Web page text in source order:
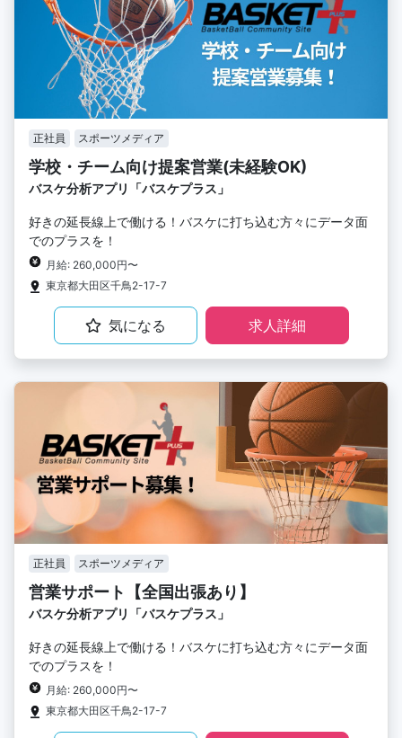
正社員 スポーツメディア
学校・チーム向け提案営業(未経験OK)
バスケ分析アプリ「バスケプラス」
好きの延長線上で働ける！バスケに打ち込む方々にデータ面
でのプラスを！
月給: 260,000円〜
東京都大田区千鳥2-17-7
気になる 求人詳細
正社員 スポーツメディア
営業サポート【全国出張あり】
バスケ分析アプリ「バスケプラス」
好きの延長線上で働ける！バスケに打ち込む方々にデータ面
でのプラスを！
月給: 260,000円〜
東京都大田区千鳥2-17-7